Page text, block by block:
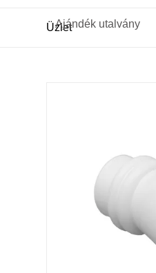
Ajándék utalvány
Üzlet